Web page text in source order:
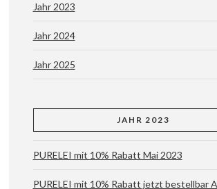
Jahr 2023
Jahr 2024
Jahr 2025
JAHR 2023
PURELEI mit 10% Rabatt Mai 2023
PURELEI mit 10% Rabatt jetzt bestellbar